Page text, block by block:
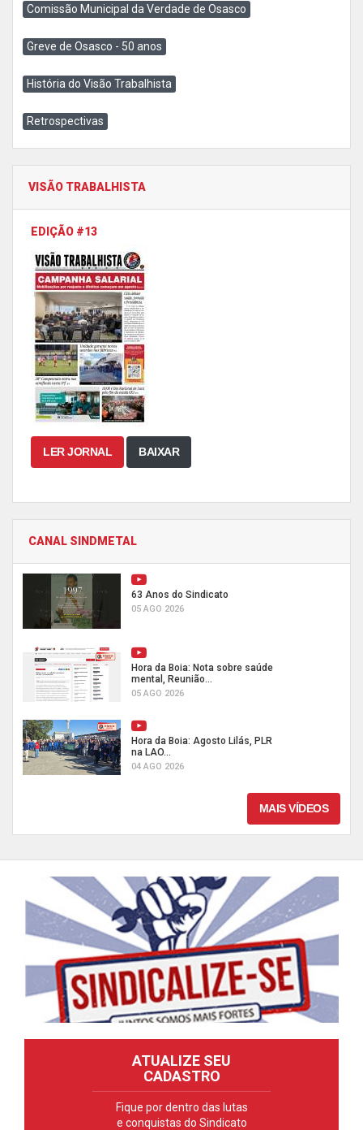
Comissão Municipal da Verdade de Osasco
Greve de Osasco - 50 anos
História do Visão Trabalhista
Retrospectivas
VISÃO TRABALHISTA
EDIÇÃO #13
LER JORNAL BAIXAR
CANAL SINDMETAL
63 Anos do Sindicato
05 AGO 2026
Hora da Boia: Nota sobre saúde
mental, Reunião...
05 AGO 2026
Hora da Boia: Agosto Lilás, PLR
na LAO...
04 AGO 2026
MAIS VÍDEOS
ATUALIZE SEU
CADASTRO
Fique por dentro das lutas
e conquistas do Sindicato